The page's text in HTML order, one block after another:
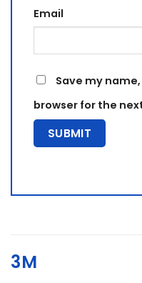
Email
Save my
browser for the
3M